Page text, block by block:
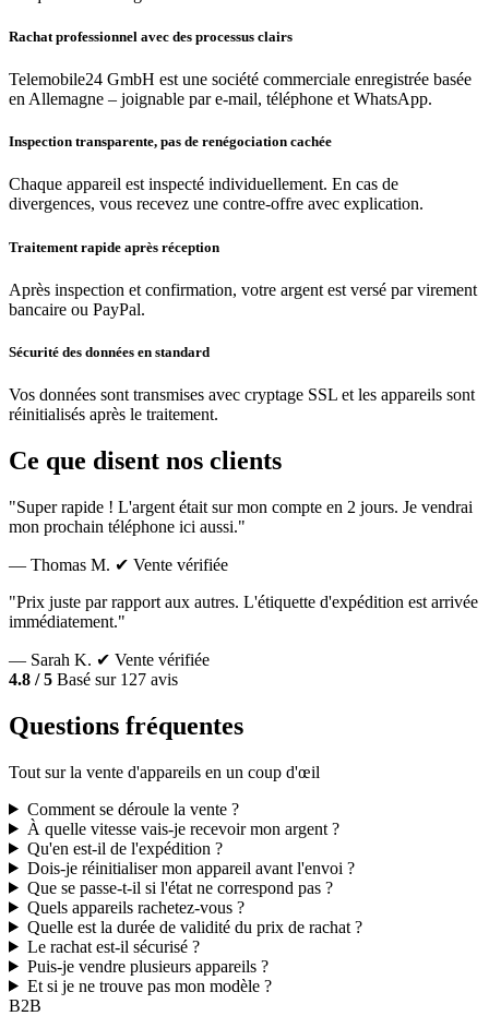
Rachat professionnel avec des processus clairs
Telemobile24 GmbH est une société commerciale enregistrée basée
en Allemagne – joignable par e-mail, téléphone et WhatsApp.
Inspection transparente, pas de renégociation cachée
Chaque appareil est inspecté individuellement. En cas de
divergences, vous recevez une contre-offre avec explication.
Traitement rapide après réception
Après inspection et confirmation, votre argent est versé par virement
bancaire ou PayPal.
Sécurité des données en standard
Vos données sont transmises avec cryptage SSL et les appareils sont
réinitialisés après le traitement.
Ce que disent nos clients
"Super rapide ! L'argent était sur mon compte en 2 jours. Je vendrai
mon prochain téléphone ici aussi."
— Thomas M. ✔ Vente vérifiée
"Prix juste par rapport aux autres. L'étiquette d'expédition est arrivée
immédiatement."
— Sarah K. ✔ Vente vérifiée
4.8 / 5 Basé sur 127 avis
Questions fréquentes
Tout sur la vente d'appareils en un coup d'œil
Comment se déroule la vente ?
À quelle vitesse vais-je recevoir mon argent ?
Qu'en est-il de l'expédition ?
Dois-je réinitialiser mon appareil avant l'envoi ?
Que se passe-t-il si l'état ne correspond pas ?
Quels appareils rachetez-vous ?
Quelle est la durée de validité du prix de rachat ?
Le rachat est-il sécurisé ?
Puis-je vendre plusieurs appareils ?
Et si je ne trouve pas mon modèle ?
B2B